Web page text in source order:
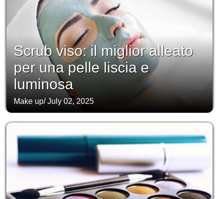
Scrub viso: il miglior alleato
per una pelle liscia e
luminosa
Make up/July 02, 2025